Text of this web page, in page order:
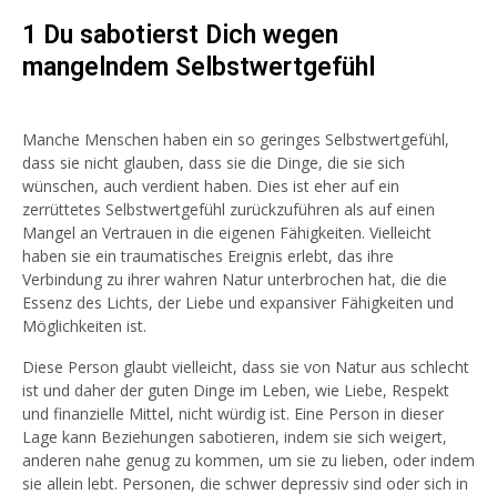
1 Du sabotierst Dich wegen
mangelndem Selbstwertgefühl
Manche Menschen haben ein so geringes Selbstwertgefühl,
dass sie nicht glauben, dass sie die Dinge, die sie sich
wünschen, auch verdient haben. Dies ist eher auf ein
zerrüttetes Selbstwertgefühl zurückzuführen als auf einen
Mangel an Vertrauen in die eigenen Fähigkeiten. Vielleicht
haben sie ein traumatisches Ereignis erlebt, das ihre
Verbindung zu ihrer wahren Natur unterbrochen hat, die die
Essenz des Lichts, der Liebe und expansiver Fähigkeiten und
Möglichkeiten ist.
Diese Person glaubt vielleicht, dass sie von Natur aus schlecht
ist und daher der guten Dinge im Leben, wie Liebe, Respekt
und finanzielle Mittel, nicht würdig ist. Eine Person in dieser
Lage kann Beziehungen sabotieren, indem sie sich weigert,
anderen nahe genug zu kommen, um sie zu lieben, oder indem
sie allein lebt. Personen, die schwer depressiv sind oder sich in